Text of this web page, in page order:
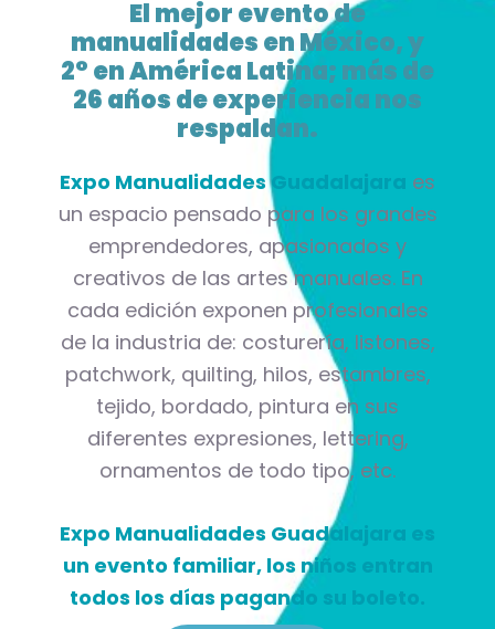
El mejor evento de
manualidades en México, y
2° en América Latina; más de
26 años de experiencia nos
respaldan.
Expo Manualidades Guadalajara es
un espacio pensado para los grandes
emprendedores, apasionados y
creativos de las artes manuales. En
cada edición exponen profesionales
de la industria de: costurería, listones,
patchwork, quilting, hilos, estambres,
tejido, bordado, pintura en sus
diferentes expresiones, lettering,
ornamentos de todo tipo, etc.
Expo Manualidades Guadalajara es
un evento familiar, los niños entran
todos los días pagando su boleto.